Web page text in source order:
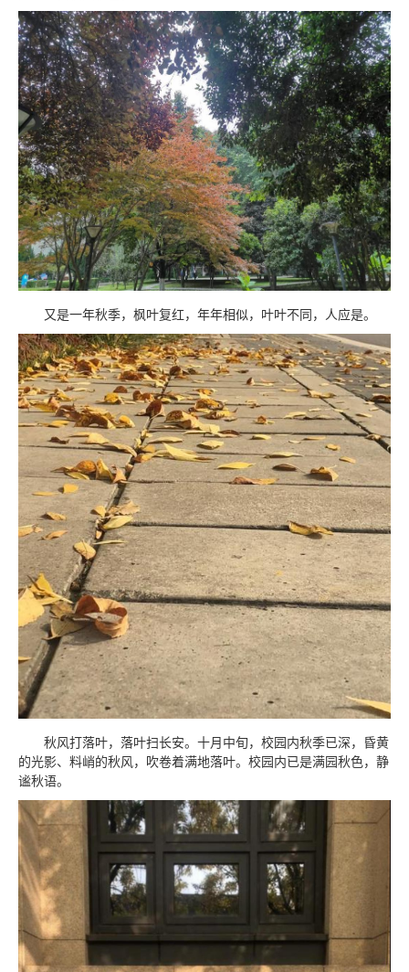
又是一年秋季，枫叶复红，年年相似，叶叶不同，人应是。
秋风打落叶，落叶扫长安。十月中旬，校园内秋季已深，昏黄
的光影、料峭的秋风，吹卷着满地落叶。校园内已是满园秋色，静
谧秋语。